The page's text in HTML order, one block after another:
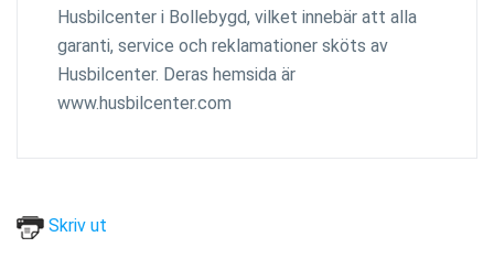
Husbilcenter i Bollebygd, vilket innebär att alla
garanti, service och reklamationer sköts av
Husbilcenter. Deras hemsida är
www.husbilcenter.com
Skriv ut